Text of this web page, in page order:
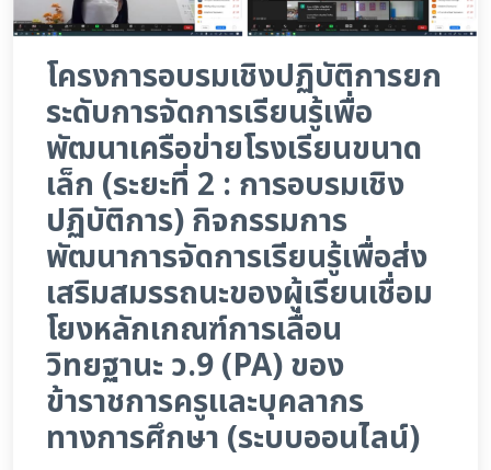
โครงการอบรมเชิงปฏิบัติการยก
ระดับการจัดการเรียนรู้เพื่อ
พัฒนาเครือข่ายโรงเรียนขนาด
เล็ก (ระยะที่ 2 : การอบรมเชิง
ปฏิบัติการ) กิจกรรมการ
พัฒนาการจัดการเรียนรู้เพื่อส่ง
เสริมสมรรถนะของผู้เรียนเชื่อม
โยงหลักเกณฑ์การเลื่อน
วิทยฐานะ ว.9 (PA) ของ
ข้าราชการครูและบุคลากร
ทางการศึกษา (ระบบออนไลน์)